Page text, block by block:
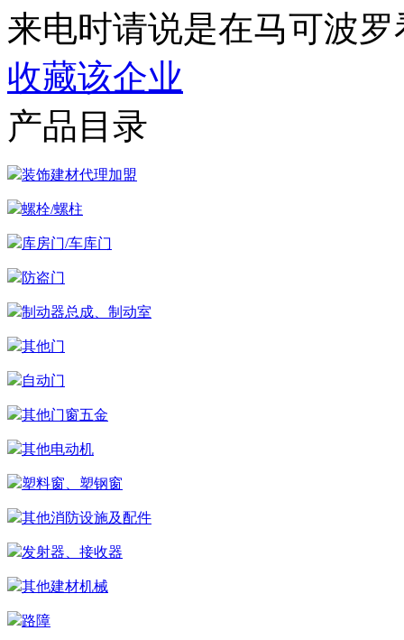
来电时请说是在马可波
收藏该企业
产品目录
装饰建材代理加盟
螺栓/螺柱
库房门/车库门
防盗门
制动器总成、制动室
其他门
自动门
其他门窗五金
其他电动机
塑料窗、塑钢窗
其他消防设施及配件
发射器、接收器
其他建材机械
路障